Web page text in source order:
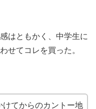
はともかく、中学生に
せてコレを買った。
てからのカントー地